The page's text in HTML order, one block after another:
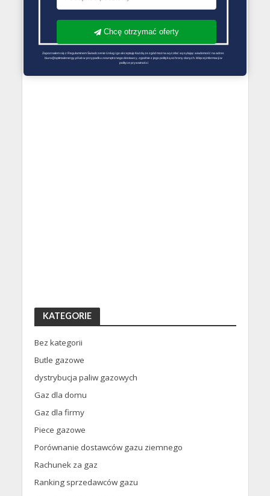
KATEGORIE
Bez kategorii
Butle gazowe
dystrybucja paliw gazowych
Gaz dla domu
Gaz dla firmy
Piece gazowe
Porównanie dostawców gazu ziemnego
Rachunek za gaz
Ranking sprzedawców gazu
Chcę otrzymać oferty
Zapoznałem się z Regulaminem Świadczenie Usług i go akceptuję Każdą ze zgód można wycofać wysyłając wiadomość na adres
biuro@optimalenergy.pl lub w przypadku zewnętrznego dostawcy, zgodnie z jego polityką ochrony danych. Więcej informacji w
polityce prywatności